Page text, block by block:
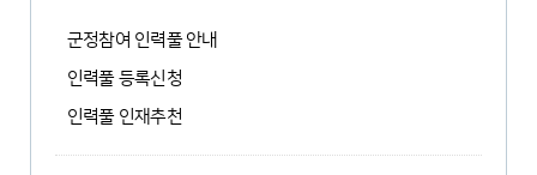
군정참여 인력풀 안내
인력풀 등록신청
인력풀 인재추천